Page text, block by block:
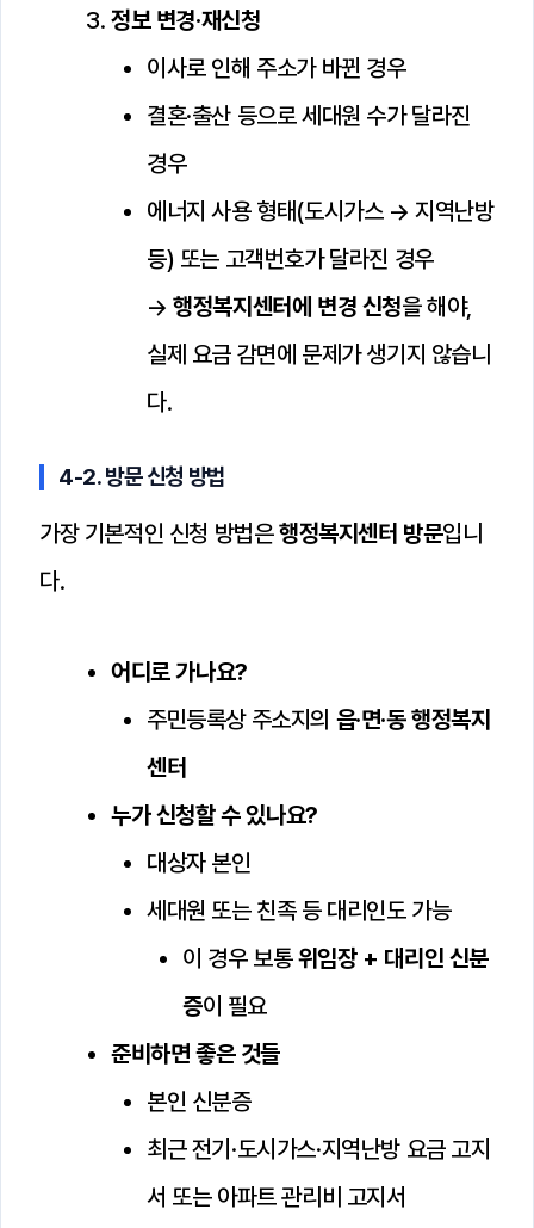
정보 변경·재신청
이사로 인해 주소가 바뀐 경우
결혼·출산 등으로 세대원 수가 달라진
경우
에너지 사용 형태(도시가스 → 지역난방
등) 또는 고객번호가 달라진 경우
→행정복지센터에 변경 신청을 해야,
실제 요금 감면에 문제가 생기지 않습니
다.
4-2. 방문 신청 방법
가장 기본적인 신청 방법은행정복지센터 방문입니
다.
어디로 가나요?
주민등록상 주소지의 읍·면·동 행정복지
센터
누가 신청할 수 있나요?
대상자 본인
세대원 또는 친족 등 대리인도 가능
이 경우 보통위임장 + 대리인 신분
증이 필요
준비하면 좋은 것들
본인 신분증
최근 전기·도시가스·지역난방 요금 고지
서 또는 아파트 관리비 고지서